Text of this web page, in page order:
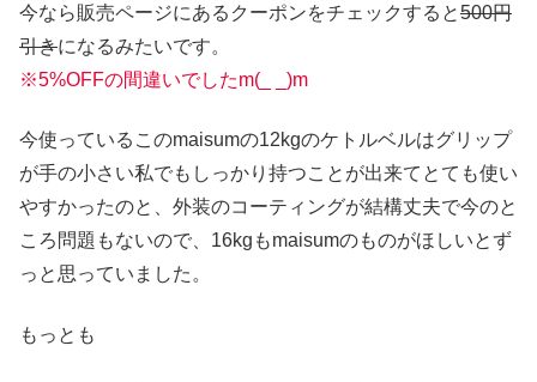
今なら販売ページにあるクーポンをチェックすると500円
引きになるみたいです。
※5%OFFの間違いでしたm(_ _)m
今使っているこのmaisumの12kgのケトルベルはグリップ
が手の小さい私でもしっかり持つことが出来てとても使い
やすかったのと、外装のコーティングが結構丈夫で今のと
ころ問題もないので、16kgもmaisumのものがほしいとず
っと思っていました。
もっとも